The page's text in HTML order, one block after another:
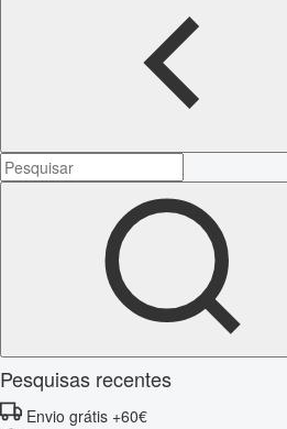
Pesquisas recentes
Envio grátis +60€